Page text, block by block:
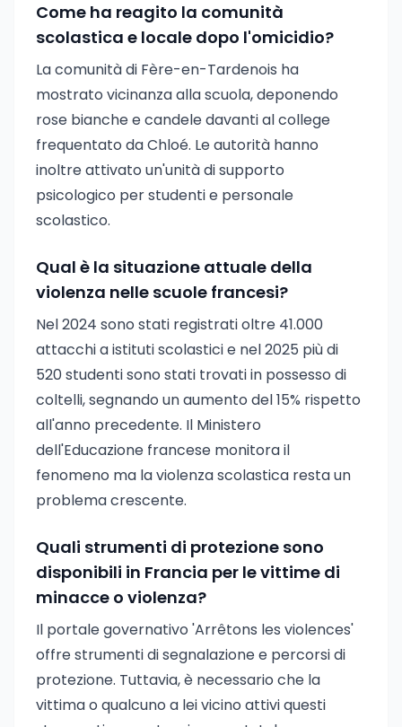
Come ha reagito la comunità
scolastica e locale dopo l'omicidio?
La comunità di Fère-en-Tardenois ha
mostrato vicinanza alla scuola, deponendo
rose bianche e candele davanti al college
frequentato da Chloé. Le autorità hanno
inoltre attivato un'unità di supporto
psicologico per studenti e personale
scolastico.
Qual è la situazione attuale della
violenza nelle scuole francesi?
Nel 2024 sono stati registrati oltre 41.000
attacchi a istituti scolastici e nel 2025 più di
520 studenti sono stati trovati in possesso di
coltelli, segnando un aumento del 15% rispetto
all'anno precedente. Il Ministero
dell'Educazione francese monitora il
fenomeno ma la violenza scolastica resta un
problema crescente.
Quali strumenti di protezione sono
disponibili in Francia per le vittime di
minacce o violenza?
Il portale governativo 'Arrêtons les violences'
offre strumenti di segnalazione e percorsi di
protezione. Tuttavia, è necessario che la
vittima o qualcuno a lei vicino attivi questi